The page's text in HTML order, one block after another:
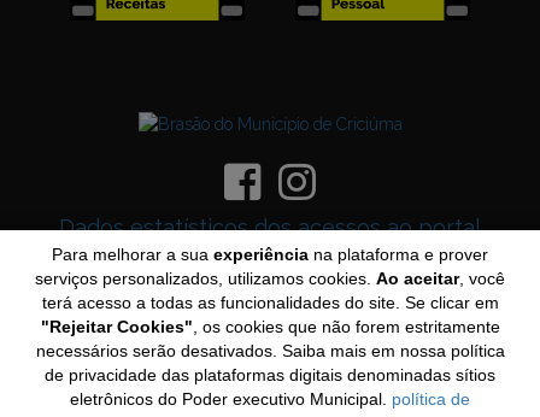
Para melhorar a sua experiência na plataforma e prover
serviços personalizados, utilizamos cookies. Ao aceitar, você
terá acesso a todas as funcionalidades do site. Se clicar em
"Rejeitar Cookies" , os cookies que não forem estritamente
necessários serão desativados. Saiba mais em nossa política
de privacidade das plataformas digitais denominadas sítios
eletrônicos do Poder executivo Municipal. política de
Dados estatísticos dos acessos ao portal
Rever o Tutorial
Navegadores recomendados